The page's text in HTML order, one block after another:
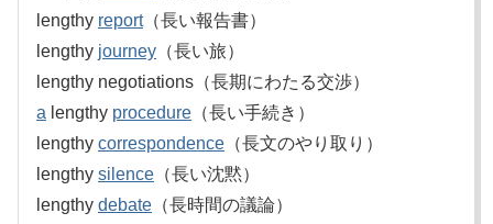
lengthy report（長い報告書）
lengthy journey （長い旅）
lengthy negotiations（長期にわたる交渉）
a lengthy procedure （長い手続き）
lengthy correspondence （長文のやり取り）
lengthy silence （長い沈黙）
lengthy debate （長時間の議論）